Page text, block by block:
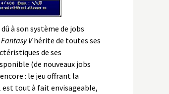
à son système de jobs
Vhérite de toutes ses
de ses
(de nouveaux jobs
: le jeu offrant la
tout à fait envisageable,